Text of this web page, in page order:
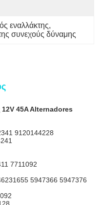
εναλλάκτης,
συνεχούς δύναμης
12V 45A Alternadores
9120144228
7711092
5947366 5947376